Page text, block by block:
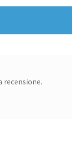
recensione.